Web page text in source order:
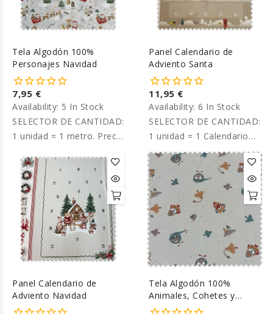
Tela Algodón 100%
Personajes Navidad
7,95 €
Availability: 5 In Stock
SELECTOR DE CANTIDAD:
1 unidad = 1 metro. Precio
Panel Calendario de
Adviento Santa
11,95 €
Availability: 6 In Stock
SELECTOR DE CANTIDAD:
1 unidad = 1 Calendario
Adviento completo. Precio
por panel.
Panel Calendario de
Adviento Navidad
Tela Algodón 100%
Animales, Cohetes y
Helicópteros Fondo Beige